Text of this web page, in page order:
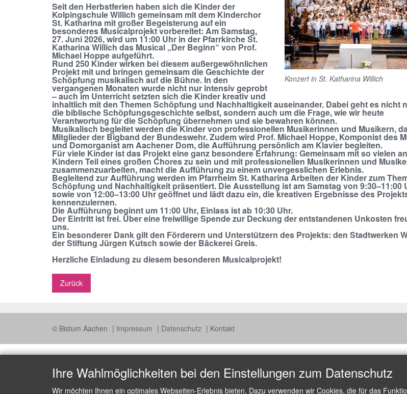
Konzert in St. Katharina Willich
Seit den Herbstferien haben sich die Kinder der
Kolpingschule Willich gemeinsam mit dem Kinderchor
St. Katharina mit großer Begeisterung auf ein
besonderes Musicalprojekt vorbereitet: Am Samstag,
27. Juni 2026, wird um 11:00 Uhr in der Pfarrkirche St.
Katharina Willich das Musical „Der Beginn“ von Prof.
Michael Hoppe aufgeführt.
Rund 250 Kinder wirken bei diesem außergewöhnlichen
Projekt mit und bringen gemeinsam die Geschichte der
Schöpfung musikalisch auf die Bühne. In den
vergangenen Monaten wurde nicht nur intensiv geprobt
– auch im Unterricht setzten sich die Kinder kreativ und
inhaltlich mit den Themen Schöpfung und Nachhaltigkeit auseinander. Dabei geht es nicht
die biblische Schöpfungsgeschichte selbst, sondern auch um die Frage, wie wir heute
Verantwortung für die Schöpfung übernehmen und sie bewahren können.
Musikalisch begleitet werden die Kinder von professionellen Musikerinnen und Musikern,
Mitglieder der Bigband der Bundeswehr. Zudem wird Prof. Michael Hoppe, Komponist des
und Domorganist am Aachener Dom, die Aufführung persönlich am Klavier begleiten.
Für viele Kinder ist das Projekt eine ganz besondere Erfahrung: Gemeinsam mit so vielen
Kindern Teil eines großen Chores zu sein und mit professionellen Musikerinnen und
zusammenzuarbeiten, macht die Aufführung zu einem unvergesslichen Erlebnis.
Begleitend zur Aufführung werden im Pfarrheim St. Katharina Arbeiten der Kinder zum
Schöpfung und Nachhaltigkeit präsentiert. Die Ausstellung ist am Samstag von 9:30–11:00
sowie von 12:00–13:00 Uhr geöffnet und lädt dazu ein, die kreativen Ergebnisse des
kennenzulernen.
Die Aufführung beginnt um 11:00 Uhr, Einlass ist ab 10:30 Uhr.
Der Eintritt ist frei. Über eine freiwillige Spende zur Deckung der entstandenen Unkosten
uns.
Ein besonderer Dank gilt den Förderern und Unterstützern des Projekts: den Stadtwerken
der Stiftung Jürgen Kutsch sowie der Bäckerei Greis.
Herzliche Einladung zu diesem besonderen Musicalprojekt!
Zurück
© Bistum Aachen Impressum Datenschutz Kontakt
Ihre Wahlmöglichkeiten bei den Einstellungen zum Datenschutz
Wir möchten Ihnen ein optimales Webseiten-Erlebnis bieten. Dazu verwenden wir Cookies, die für das